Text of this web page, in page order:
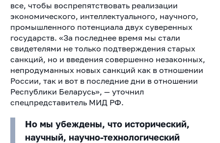
все, чтобы воспрепятствовать реализации
экономического, интеллектуального, научного,
промышленного потенциала двух суверенных
государств. «За последнее время мы стали
свидетелями не только подтверждения старых
санкций, но и введения совершенно незаконных,
непродуманных новых санкций как в отношении
России, так и вот в последние дни в отношении
Республики Беларусь», — уточнил
спецпредставитель МИД РФ.
Но мы убеждены, что исторический,
научный, научно-технологический